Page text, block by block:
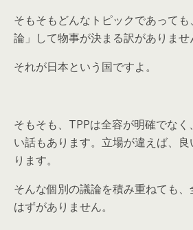
そもそもどんなトピックであって
論」して物事が決まる訳がありませ
それが日本という国ですよ。
そもそも、TPPは全容が明確でな
い話もあります。立場が違えば、
ります。
そんな個別の議論を積み重ねても
はずがありません。